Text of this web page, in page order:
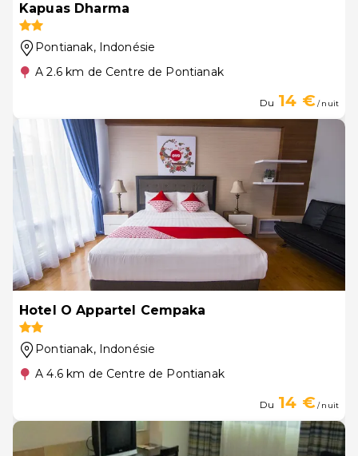
Kapuas Dharma
Pontianak, Indonésie
A 2.6 km de Centre de Pontianak
Du 14 €/ nuit
Hotel O Appartel Cempaka
Pontianak, Indonésie
A 4.6 km de Centre de Pontianak
Du 14 €/ nuit